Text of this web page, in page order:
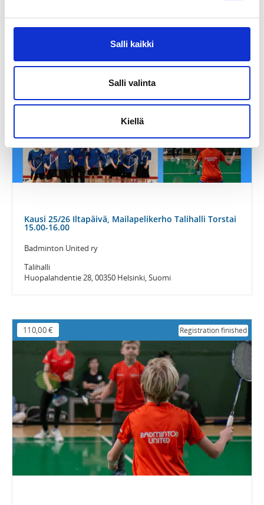
Salli kaikki
Salli valinta
Kiellä
Kausi 25/26 Iltapäivä, Mailapelikerho Talihalli Torstai
15.00-16.00
Badminton United ry
Talihalli
Huopalahdentie 28, 00350 Helsinki, Suomi
110,00 € Registration finished